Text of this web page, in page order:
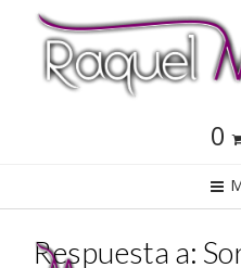
0
Respuesta a: